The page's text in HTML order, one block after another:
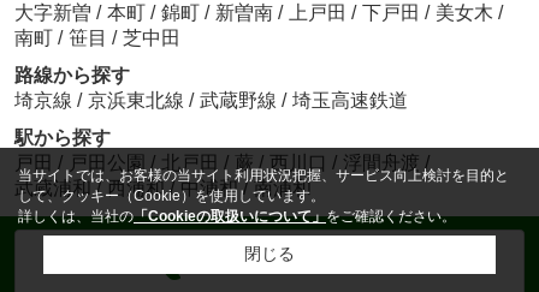
大字新曽 / 本町 / 錦町 / 新曽南 / 上戸田 / 下戸田 / 美女木 /
南町 / 笹目 / 芝中田
路線から探す
埼京線 / 京浜東北線 / 武蔵野線 / 埼玉高速鉄道
駅から探す
戸田 / 戸田公園 / 北戸田 / 蕨 / 西川口 / 浮間舟渡 /
武蔵浦和 / 西浦和 / 中浦和 / 南浦和
電話でお問い合わせ
当サイトでは、お客様の当サイト利用状況把握、サービス向上検討を目的と
して、クッキー（Cookie）を使用しています。
詳しくは、当社の「Cookieの取扱いについて」をご確認ください。
閉じる